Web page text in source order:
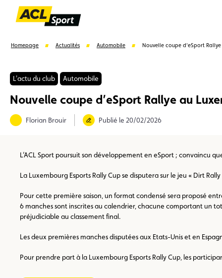
Suggestions
Homepage Actualités Automobile Nouvelle coupe d’eSport
L'actu du club Automobile
Nouvelle coupe d’eSport Rallye au
Florian Brouir Publié le 20/02/2026
L’ACL Sport poursuit son développement en eSport ; convaincu
La Luxembourg Esports Rally Cup se disputera sur le jeu « Dirt
Pour cette première saison, un format condensé sera proposé
6 manches sont inscrites au calendrier, chacune comportant un
préjudiciable au classement final.
Les deux premières manches disputées aux Etats-Unis et en
Pour prendre part à la Luxembourg Esports Rally Cup, les